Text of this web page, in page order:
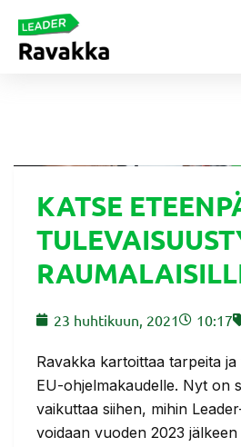
KATSE
23 huhtikuun, 2021 10:17
Ravakka kartoittaa tarpeita
EU-ohjelmakaudelle. Nyt on
vaikuttaa siihen, mihin
voidaan vuoden 2023 jälkeen